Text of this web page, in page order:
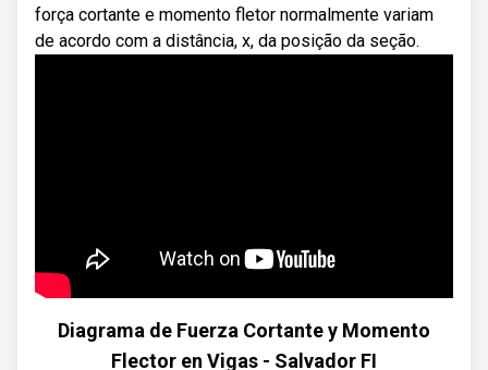
força cortante e momento fletor normalmente variam
de acordo com a distância, x, da posição da seção.
Diagrama de Fuerza Cortante y Momento
Flector en Vigas - Salvador FI